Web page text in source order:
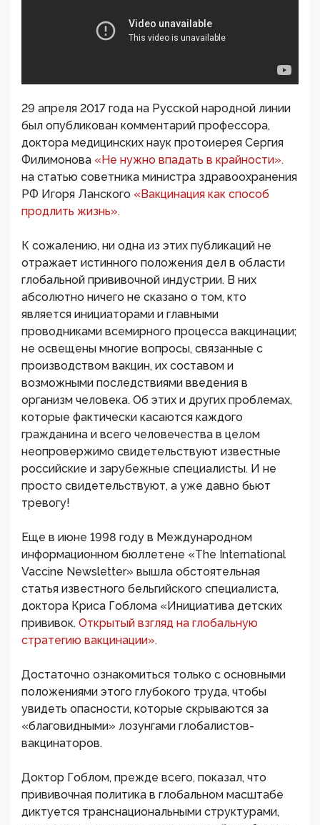
29 апреля 2017 года на Русской народной линии
был опубликован комментарий профессора,
доктора медицинских наук протоиерея Сергия
Филимонова «Не нужно впадать в крайности».
на статью советника министра здравоохранения
РФ Игоря Ланского «Вакцинация как способ
продлить жизнь».
К сожалению, ни одна из этих публикаций не
отражает истинного положения дел в области
глобальной прививочной индустрии. В них
абсолютно ничего не сказано о том, кто
является инициаторами и главными
проводниками всемирного процесса вакцинации;
не освещены многие вопросы, связанные с
производством вакцин, их составом и
возможными последствиями введения в
организм человека. Об этих и других проблемах,
которые фактически касаются каждого
гражданина и всего человечества в целом
неопровержимо свидетельствуют известные
российские и зарубежные специалисты. И не
просто свидетельствуют, а уже давно бьют
тревогу!
Еще в июне 1998 году в Международном
информационном бюллетене «The International
Vaccine Newsletter» вышла обстоятельная
статья известного бельгийского специалиста,
доктора Криса Гоблома «Инициатива детских
прививок. Открытый взгляд на глобальную
стратегию вакцинации».
Достаточно ознакомиться только с основными
положениями этого глубокого труда, чтобы
увидеть опасности, которые скрываются за
«благовидными» лозунгами глобалистов-
вакцинаторов.
Доктор Гоблом, прежде всего, показал, что
прививочная политика в глобальном масштабе
диктуется транснациональными структурами,